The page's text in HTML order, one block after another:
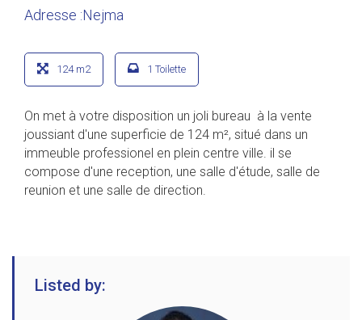
Adresse :Nejma
124 m2 1 Toilette
On met à votre disposition un joli bureau à la vente
joussiant d'une superficie de 124 m², situé dans un
immeuble professionel en plein centre ville. il se
compose d'une reception, une salle d'étude, salle de
reunion et une salle de direction.
Listed by: